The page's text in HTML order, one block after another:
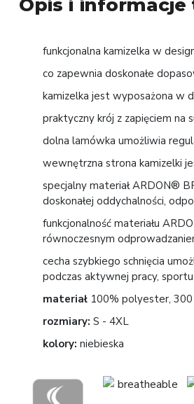
Opis i informacje
funkcjonalna kamizelka w
co zapewnia doskonałe
kamizelka jest wyposażona w
praktyczny krój z zapięciem na
dolna lamówka umożliwia
wewnętrzna strona kamizelki
specjalny materiał ARDON®
doskonałej oddychalności,
funkcjonalność materiału
równoczesnym
cecha szybkiego schnięcia
podczas aktywnej pracy,
materiał100% polyester, 300
rozmiary: S - 4XL
kolory: niebieska